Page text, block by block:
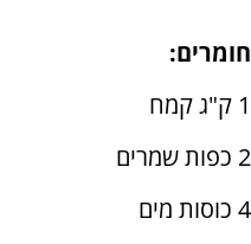
חומרים:
1 ק"ג קמח
2 כפות שמרים
4 כוסות מים